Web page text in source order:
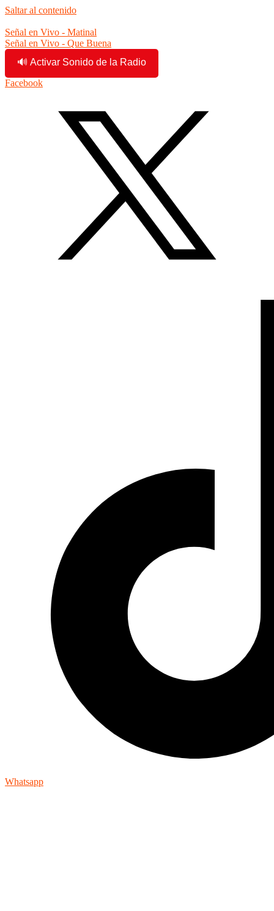
Saltar al contenido
Señal en Vivo - Matinal
Señal en Vivo - Que Buena
🔊 Activar Sonido de la Radio
Facebook
Whatsapp